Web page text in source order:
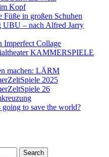
Kopf
Füße in großen Schuhen
UBU – nach Alfred Jarry
Imperfect Collage
KAMMERSPIELE
machen: LÄRM
2025
26
to save the world?